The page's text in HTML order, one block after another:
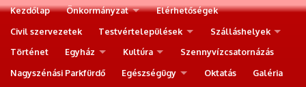
Kezdőlap Önkormányzat
Elérhetőségek
Civil szervezetek
Testvértelepülések
Szálláshelyek
Történet
Egyház Kultúra
Szennyvízcsatornázás
Nagyszénási Parkfürdő
Egészségügy Oktatás
Galéria